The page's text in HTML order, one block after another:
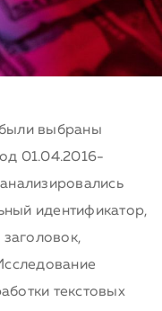
выбраны
01.04.2016-
идентификатор,
заголовок,
текстовых